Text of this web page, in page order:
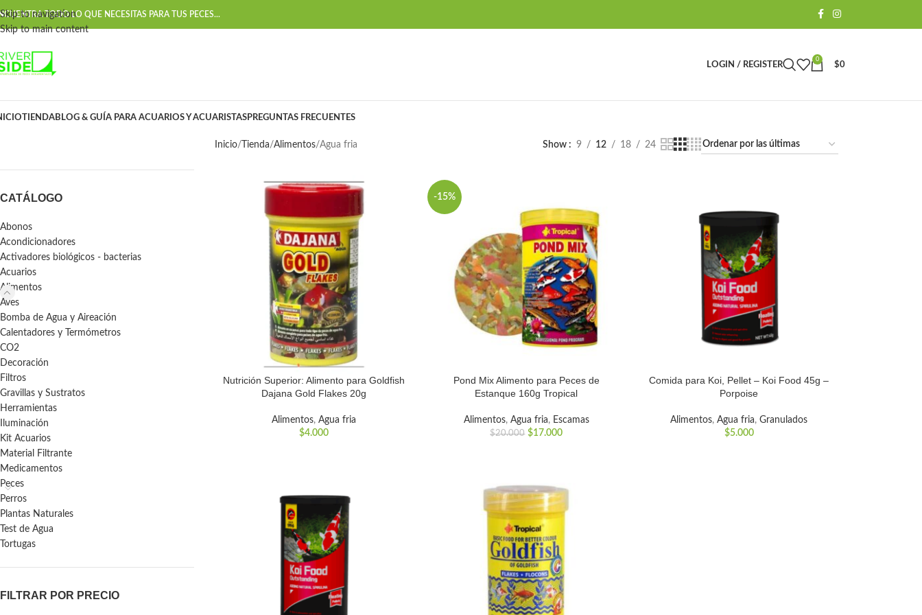
Skip to navigation
Skip to main content
TODO LO QUE NECESITAS PARA TUS PECES...
LOGIN / REGISTER
0
$0
TIENDABLOG & GUÍA PARA ACUARIOS Y ACUARISTASPREGUNTAS FRECUENTES
CATÁLOGO
Abonos
Acondicionadores
Activadores biológicos - bacterias
Acuarios
Alimentos
Aves
Bomba de Agua y Aireación
Calentadores y Termómetros
CO2
Decoración
Filtros
Gravillas y Sustratos
Herramientas
Iluminación
Kit Acuarios
Material Filtrante
Medicamentos
Peces
Perros
Plantas Naturales
Test de Agua
Tortugas
FILTRAR POR PRECIO
Inicio Tienda Alimentos Agua fria Show 9 12 18 24
Nutrición Superior: Alimento para Goldfish
Dajana Gold Flakes 20g
Alimentos,Agua fria
$4.000
-15%
Pond Mix Alimento para Peces de
Estanque 160g Tropical
Alimentos, Agua fria, Escamas
$20.000 $17.000
Comida para Koi, Pellet – Koi Food 45g –
Porpoise
Alimentos,Agua fria,Granulados
$5.000